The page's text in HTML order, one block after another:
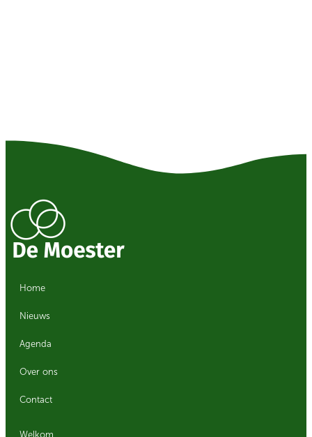
Home
Nieuws
Agenda
Over ons
Contact
Welkom